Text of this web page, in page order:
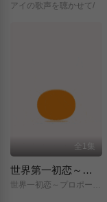
アイの歌声を聴かせて/
全1集
世界第一初恋～求婚篇～